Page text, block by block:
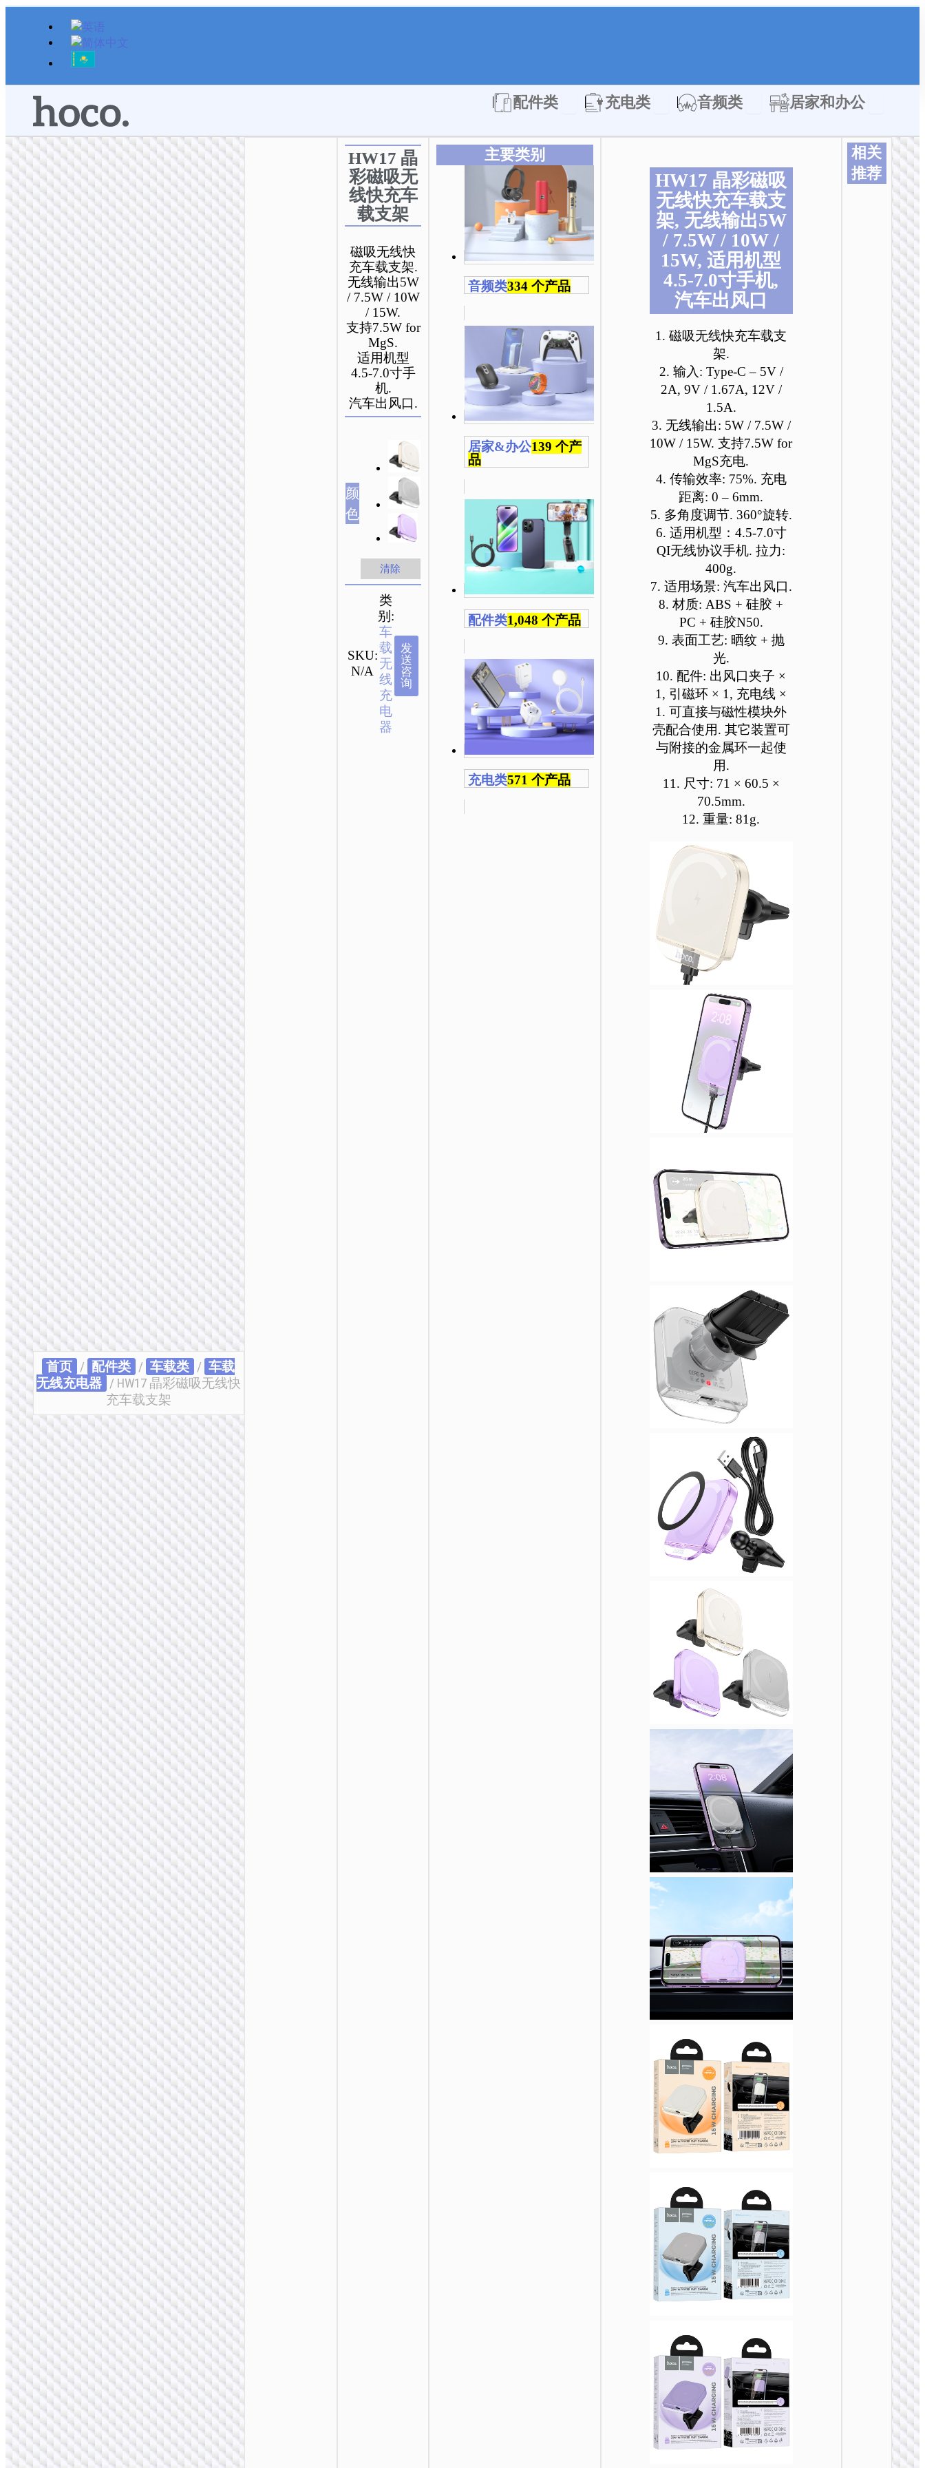
跳
配件类 Open 配件类充电类 Open 充电类音频类 Open 音频类居家和办公
首页 / 配件类 / 车载类 / 车载
无线充电器 / HW17 晶彩磁吸无线快
充车载支架
HW17 晶
彩磁吸无
线快充车
载支架
磁吸无线快
充车载支架.
无线输出5W
/ 7.5W / 10W
/ 15W.
支持7.5W for
MgS.
适用机型
4.5-7.0寸手
机.
汽车出风口.
颜
色
清除
SKU:
N/A
类
别:
车
载
无
线
充
电
器
发
送
咨
询
主要类别
音频类334 个产品
居家&办公139 个产
品
配件类1,048 个产品
充电类571 个产品
HW17 晶彩磁吸
无线快充车载支
架, 无线输出5W
/ 7.5W / 10W /
15W, 适用机型
4.5-7.0寸手机,
汽车出风口
1. 磁吸无线快充车载支
架.
2. 输入: Type-C – 5V /
2A, 9V / 1.67A, 12V /
1.5A.
3. 无线输出: 5W / 7.5W /
10W / 15W. 支持7.5W for
MgS充电.
4. 传输效率: 75%. 充电
距离: 0 – 6mm.
5. 多角度调节. 360°旋转.
6. 适用机型：4.5-7.0寸
QI无线协议手机. 拉力:
400g.
7. 适用场景: 汽车出风口.
8. 材质: ABS + 硅胶 +
PC + 硅胶N50.
9. 表面工艺: 晒纹 + 抛
光.
10. 配件: 出风口夹子 ×
1, 引磁环 × 1, 充电线 ×
1. 可直接与磁性模块外
壳配合使用. 其它装置可
与附接的金属环一起使
用.
11. 尺寸: 71 × 60.5 ×
70.5mm.
12. 重量: 81g.
相关
推荐
车载无
电器
HW33
胧金属
形磁吸
线快充
载支架
本
产
品
有
多
种
变
体
可
在
产
品
页
面
上
选
择
这
些
选
项
车载无
电器
HW32
能按压
无线快
车载支
本
产
品
有
多
种
变
体
可
在
产
品
页
面
上
选
择
这
些
选
项
车载无
电器
HW31
能环形
吸无线
充车载
架
本
产
品
有
多
种
变
体
可
在
产
品
页
面
上
选
择
这
些
选
项
车载无
电器
HW30
能环形
吸无线
充车载
架
本
产
品
有
多
种
变
体
可
在
产
品
页
面
上
选
择
这
些
选
项
车载无
电器
HW29
腾环形
吸无线
充车载
架
本
产
品
有
多
种
变
体
可
在
产
品
页
面
上
选
择
这
些
选
项
车载无
电器
HW28
乐二合
无线快
车载支
本
产
品
有
多
种
变
体
可
在
产
品
页
面
上
选
择
这
些
选
项